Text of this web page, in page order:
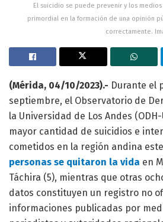
El suicidio se puede prevenir y los
primordial en la formación de una opinión
correctamente.
(Mérida, 04/10/2023).- Durante el
septiembre, el Observatorio de
la Universidad de Los Andes
mayor cantidad de suicidios e
cometidos en la región andina
personas se quitaron la vida en
Táchira (5), mientras que otras
datos constituyen un registro no
informaciones publicadas por